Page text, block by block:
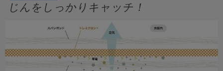
じんをしっかりキャッチ！